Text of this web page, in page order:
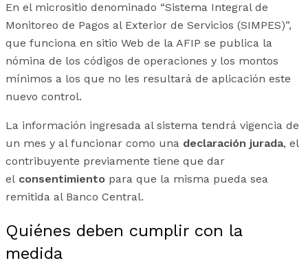
En el micrositio denominado “Sistema Integral de
Monitoreo de Pagos al Exterior de Servicios (SIMPES)”,
que funciona en sitio Web de la AFIP se publica la
nómina de los códigos de operaciones y los montos
mínimos a los que no les resultará de aplicación este
nuevo control.
La información ingresada al sistema tendrá vigencia de
un mes y al funcionar como una declaración jurada, el
contribuyente previamente tiene que dar
el consentimiento para que la misma pueda sea
remitida al Banco Central.
Quiénes deben cumplir con la
medida